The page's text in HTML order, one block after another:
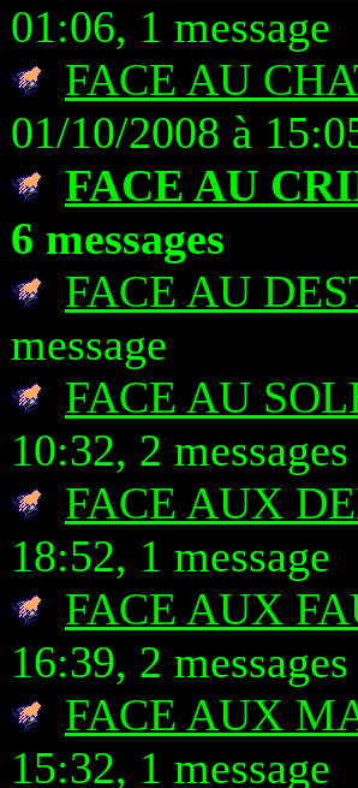
01:06, 1 message
FACE AU
01/10/2008 à
FACE AU
6 messages
FACE AU
message
FACE AU
10:32, 2 messages
FACE AUX
18:52, 1 message
FACE AUX
16:39, 2 messages
FACE AUX
15:32, 1 message